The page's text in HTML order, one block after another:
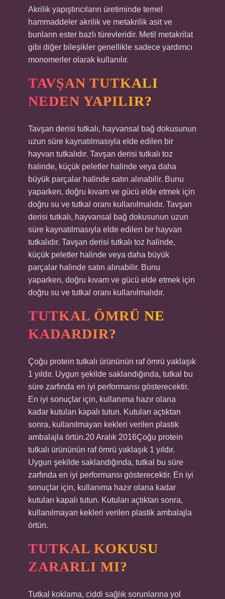
Akrilik yapıştırıcıların üretiminde temel
hammaddeler akrilik ve metakrilik asit ve
bunların ester bazlı türevleridir. Metil metakrilat
gibi diğer bileşikler genellikle sadece yardımcı
monomerler olarak kullanılır.
TAVŞAN TUTKALI
NEDEN YAPILIR?
Tavşan derisi tutkalı, hayvansal bağ dokusunun
uzun süre kaynatılmasıyla elde edilen bir
hayvan tutkalıdır. Tavşan derisi tutkalı toz
halinde, küçük peletler halinde veya daha
büyük parçalar halinde satın alınabilir. Bunu
yaparken, doğru kıvam ve gücü elde etmek için
doğru su ve tutkal oranı kullanılmalıdır. Tavşan
derisi tutkalı, hayvansal bağ dokusunun uzun
süre kaynatılmasıyla elde edilen bir hayvan
tutkalıdır. Tavşan derisi tutkalı toz halinde,
küçük peletler halinde veya daha büyük
parçalar halinde satın alınabilir. Bunu
yaparken, doğru kıvam ve gücü elde etmek için
doğru su ve tutkal oranı kullanılmalıdır.
TUTKAL ÖMRÜ NE
KADARDIR?
Çoğu protein tutkalı ürününün raf ömrü yaklaşık
1 yıldır. Uygun şekilde saklandığında, tutkal bu
süre zarfında en iyi performansı gösterecektir.
En iyi sonuçlar için, kullanıma hazır olana
kadar kutuları kapalı tutun. Kutuları açtıktan
sonra, kullanılmayan kekleri verilen plastik
ambalajla örtün.20 Aralık 2016Çoğu protein
tutkalı ürününün raf ömrü yaklaşık 1 yıldır.
Uygun şekilde saklandığında, tutkal bu süre
zarfında en iyi performansı gösterecektir. En iyi
sonuçlar için, kullanıma hazır olana kadar
kutuları kapalı tutun. Kutuları açtıktan sonra,
kullanılmayan kekleri verilen plastik ambalajla
örtün.
TUTKAL KOKUSU
ZARARLI MI?
Tutkal koklama, ciddi sağlık sorunlarına yol